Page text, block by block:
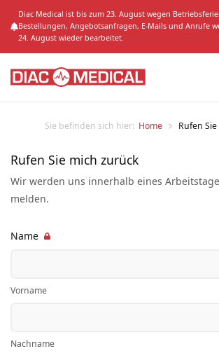
Diac Medical ist bis zum 23. August wegen
Bestellungen, Angebotsanfragen, E-Mails und Anrufe
24. August wieder bearbeitet.
Sie befinden sich hier: Home Rufen
Rufen Sie mich zurück
Wir werden uns innerhalb eines
melden.
Name
Vorname
Nachname